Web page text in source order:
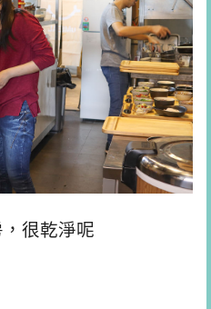
很乾淨呢